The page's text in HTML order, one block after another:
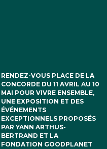
RENDEZ-VOUS PLACE DE LA
CONCORDE DU 11 AVRIL AU 10
MAI POUR VIVRE ENSEMBLE,
UNE EXPOSITION ET DES
ÉVÉNEMENTS
EXCEPTIONNELS PROPOSÉS
PAR YANN ARTHUS-
BERTRAND ET LA
FONDATION GOODPLANET